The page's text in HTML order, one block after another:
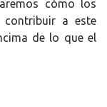
cómo los
contribuir a este
de lo que el